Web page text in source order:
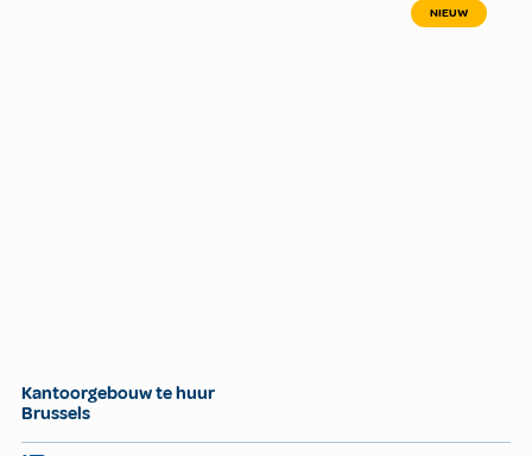
NIEUW
Kantoorgebouw te huur
Brussels